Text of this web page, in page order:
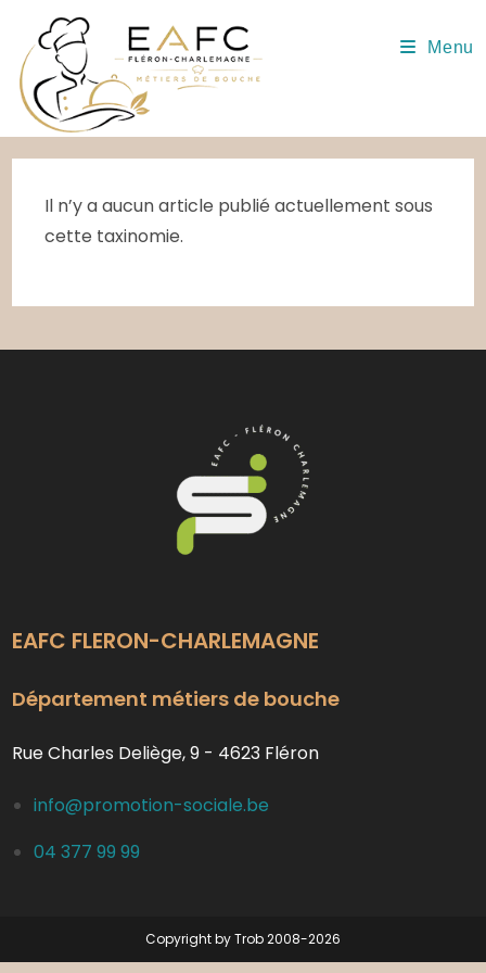
content
Menu
Il n’y a aucun article publié actuellement sous
cette taxinomie.
EAFC FLERON-CHARLEMAGNE
Département métiers de bouche
Rue Charles Deliège, 9 - 4623 Fléron
info@promotion-sociale.be
04 377 99 99
Copyright by Trob 2008-2026